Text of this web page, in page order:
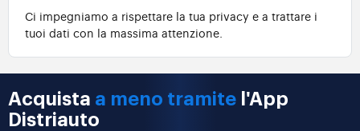
Ci impegniamo a rispettare la tua privacy e a trattare i
tuoi dati con la massima attenzione.
Acquista a meno tramite l'App
Distriauto